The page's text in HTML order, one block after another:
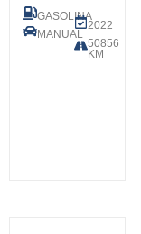
GASOLINA
MANUAL
2022
50856
KM